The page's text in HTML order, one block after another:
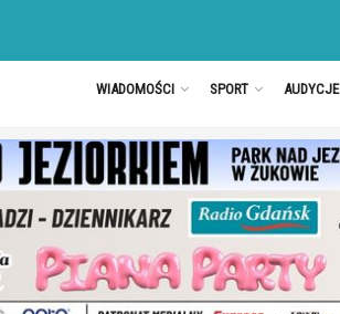
WIADOMOŚCI SPORT AUDYCJE